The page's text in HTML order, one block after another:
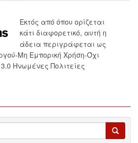
Εκτός από όπου ορίζεται
κάτι διαφορετικό, αυτή η
άδεια περιγράφεται ως
Μη Εμπορική Χρήση-Όχι
Ηνωμένες Πολιτείες